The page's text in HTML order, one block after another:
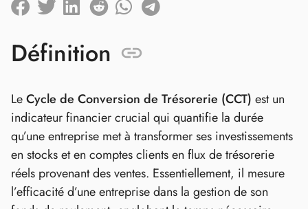
Définition
LeCycle de Conversion de Trésorerie (CCT) est un
indicateur financier crucial qui quantifie la durée
qu’une entreprise met à transformer ses investissements
en stocks et en comptes clients en flux de trésorerie
réels provenant des ventes. Essentiellement, il mesure
l’efficacité d’une entreprise dans la gestion de son